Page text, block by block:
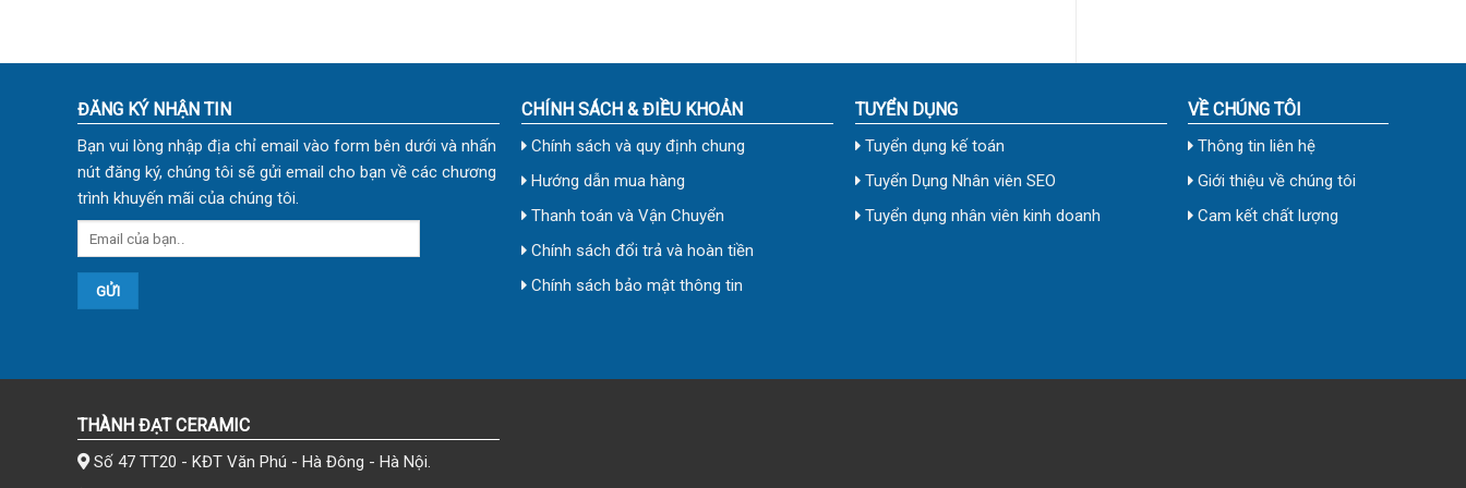
ĐĂNG KÝ NHẬN TIN
Bạn vui lòng nhập địa chỉ email vào form bên dưới và nhấn
nút đăng ký, chúng tôi sẽ gửi email cho bạn về các chương
trình khuyến mãi của chúng tôi.
CHÍNH SÁCH & ĐIỀU KHOẢN
Chính sách và quy định chung
Hướng dẫn mua hàng
Thanh toán và Vận Chuyển
Chính sách đổi trả và hoàn tiền
Chính sách bảo mật thông tin
TUYỂN DỤNG
Tuyển dụng kế toán
Tuyển Dụng Nhân viên SEO
Tuyển dụng nhân viên kinh doanh
VỀ CHÚNG TÔI
Thông tin liên hệ
Giới thiệu về chúng tôi
Cam kết chất lượng
THÀNH ĐẠT CERAMIC
Số 47 TT20 - KĐT Văn Phú - Hà Đông - Hà Nội.